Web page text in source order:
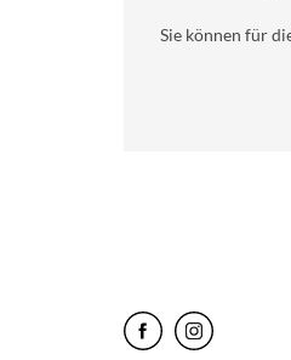
Sie können für